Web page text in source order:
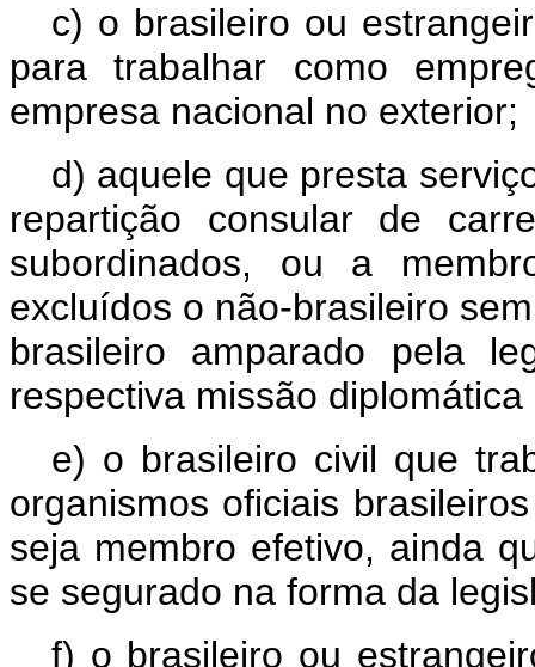
c) o brasileiro ou
para trabalhar como
empresa nacional no exterior;
d) aquele que presta
repartição consular de
subordinados, ou a
excluídos o não-brasileiro
brasileiro amparado pela
respectiva missão
e) o brasileiro civil que
organismos oficiais
seja membro efetivo, ainda
se segurado na forma da
f) o brasileiro ou